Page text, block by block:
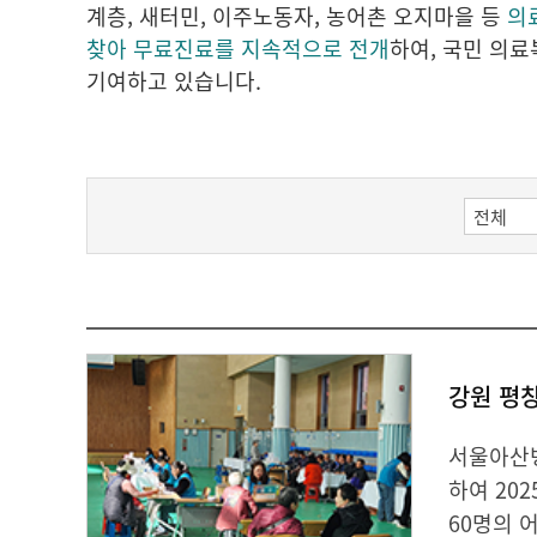
계층, 새터민, 이주노동자, 농어촌 오지마을 등 의
찾아 무료진료를 지속적으로 전개하여, 국민 의
기여하고 있습니다.
강원 평
서울아
하여
60명의